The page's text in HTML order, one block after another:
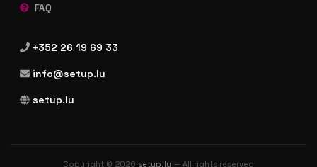
FAQ
+352 26 19 69 33
info@setup.lu
setup.lu
Copyright © 2026 setup.lu — All rights reserved